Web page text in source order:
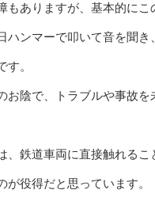
もありますが、基本的にこ
ハンマーで叩いて音を聞
。
お陰で、トラブルや事故
、鉄道車両に直接触れる
が役得だと思っています。